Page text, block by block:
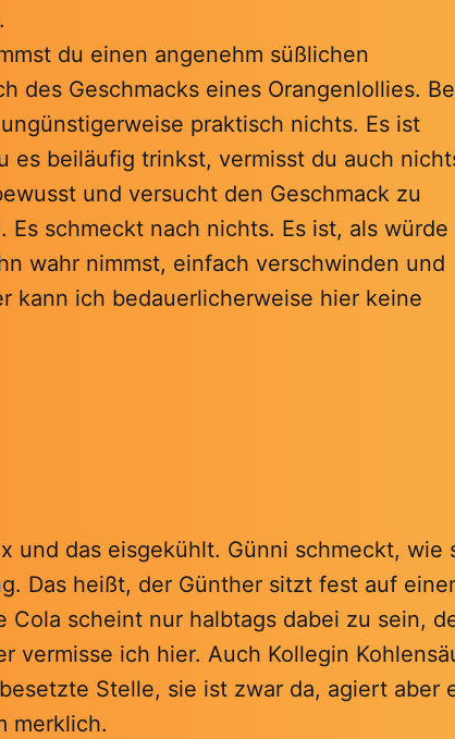
du einen angenehm süßlichen
des Geschmacks eines Orangenlollies.
praktisch nichts. Es ist
es beiläufig trinkst, vermisst du auch
und versucht den Geschmack zu
schmeckt nach nichts. Es ist, als würde
wahr nimmst, einfach verschwinden und
kann ich bedauerlicherweise hier keine
und das eisgekühlt. Günni schmeckt, wie
Das heißt, der Günther sitzt fest auf
Cola scheint nur halbtags dabei zu sein,
vermisse ich hier. Auch Kollegin
Stelle, sie ist zwar da, agiert aber
merklich.